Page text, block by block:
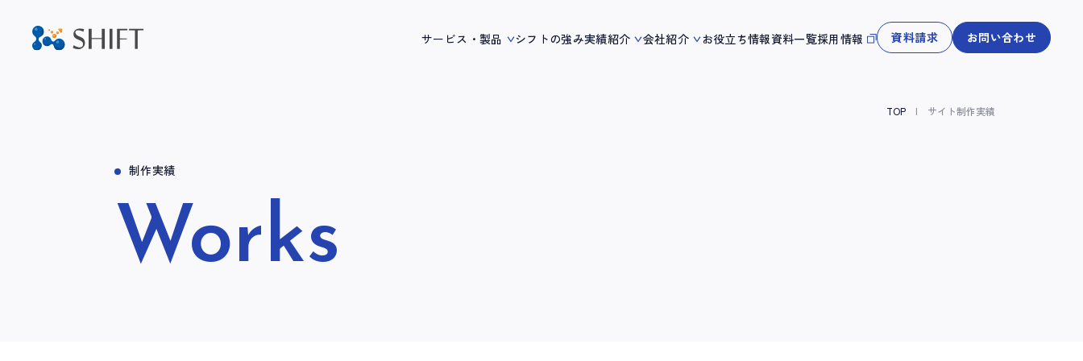
サービス・製品 シフトの強み実績紹介 会社紹介 お役立ち情報資料一覧採用情報 資料請求 お問い合わせ
TOP サイト制作実績
制作実績
Works